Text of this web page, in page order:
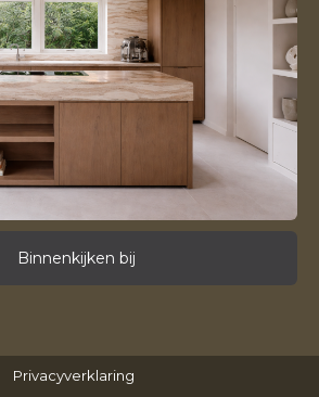
Binnenkijken bij
Privacyverklaring